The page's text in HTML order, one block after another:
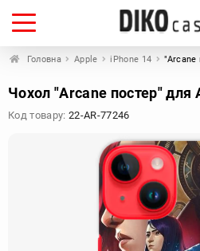
Головна Apple iPhone 14 "Arcane
Чохол "Arcane постер" для
Код товару: 22-AR-77246